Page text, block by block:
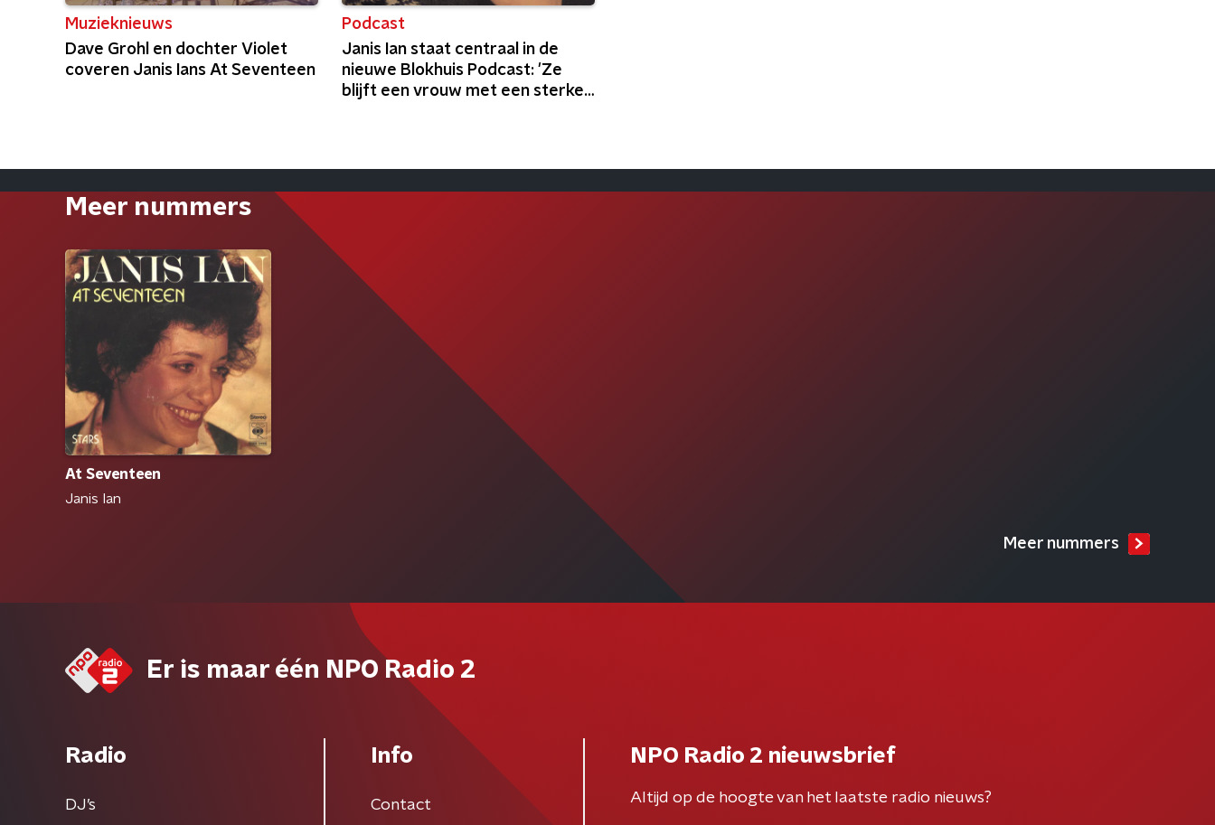
Muzieknieuws
Dave Grohl en dochter Violet
coveren Janis Ians At Seventeen
Podcast
Janis Ian staat centraal in de
nieuwe Blokhuis Podcast: 'Ze
blijft een vrouw met een sterke
Meer nummers
At Seventeen
Janis Ian
Meer nummers
Er is maar één NPO Radio 2
Radio
DJ’s
Info
Contact
NPO Radio 2 nieuwsbrief
Altijd op de hoogte van het laatste radio nieuws?